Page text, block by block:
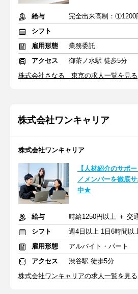
給与
シフト
雇用形態
業務委託
アクセス
御茶ノ水駅 徒歩5分
株式会社さなる 東京の求人一覧を見る
株式会社ワンキャリア
株式会社ワンキャリア
【人材紹介のサポ
／メンバーを徹底
中★
給与
時給1250円以上 ＋ 交
シフト
雇用形態
アルバイト・パート
アクセス
渋谷駅 徒歩5分
株式会社ワンキャリアの求人一覧を見る